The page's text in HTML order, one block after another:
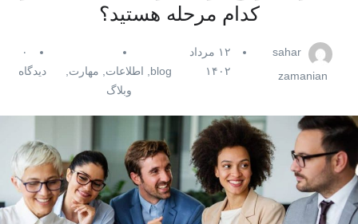
کدام مرحله هستید؟
sahar
zamanian
۱۲ مرداد
۱۴۰۲
blog اطلاعات مهارت
وبلاگ
۰
دیدگاه